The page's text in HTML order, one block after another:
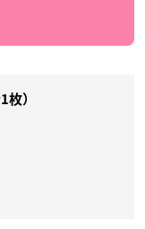
枚）